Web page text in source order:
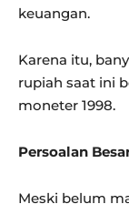
keuangan.
Karena itu,
rupiah saat ini
moneter 1998.
Persoalan
Meski belum